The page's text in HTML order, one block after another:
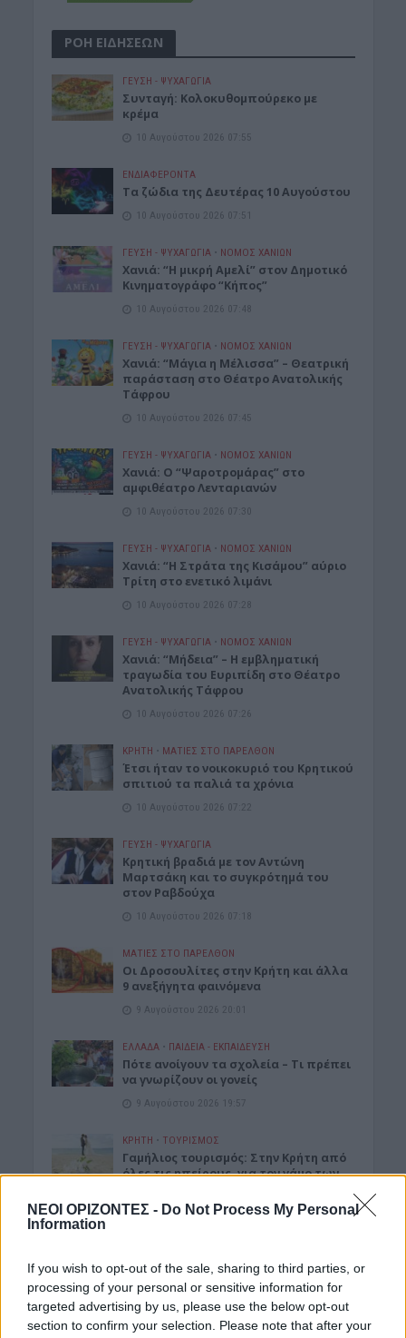
ΝΕΟΙ ΟΡΙΖΟΝΤΕΣ - Do Not Process My Personal
Information
If you wish to opt-out of the sale, sharing to third parties, or
processing of your personal or sensitive information for
targeted advertising by us, please use the below opt-out
section to confirm your selection. Please note that after your
ΡΟΗ ΕΙΔΗΣΕΩΝ
ΓΕΎΣΗ - ΨΥΧΑΓΩΓΊΑ
Συνταγή: Κολοκυθομπούρεκο με
κρέμα
10 Αυγούστου 2026 07:55
ΕΝΔΙΑΦΕΡΟΝΤΑ
Τα ζώδια της Δευτέρας 10 Αυγούστου
10 Αυγούστου 2026 07:51
ΓΕΎΣΗ - ΨΥΧΑΓΩΓΊΑ • ΝΟΜΌΣ ΧΑΝΊΩΝ
Χανιά: “Η μικρή Αμελί” στον Δημοτικό
Κινηματογράφο “Κήπος”
10 Αυγούστου 2026 07:48
ΓΕΎΣΗ - ΨΥΧΑΓΩΓΊΑ • ΝΟΜΌΣ ΧΑΝΊΩΝ
Χανιά: “Μάγια η Μέλισσα” – Θεατρική
παράσταση στο Θέατρο Ανατολικής
Τάφρου
10 Αυγούστου 2026 07:45
ΓΕΎΣΗ - ΨΥΧΑΓΩΓΊΑ • ΝΟΜΌΣ ΧΑΝΊΩΝ
Xανιά: Ο “Ψαροτρομάρας” στο
αμφιθέατρο Λενταριανών
10 Αυγούστου 2026 07:30
ΓΕΎΣΗ - ΨΥΧΑΓΩΓΊΑ • ΝΟΜΌΣ ΧΑΝΊΩΝ
Χανιά: “Η Στράτα της Κισάμου” αύριο
Τρίτη στο ενετικό λιμάνι
10 Αυγούστου 2026 07:28
ΓΕΎΣΗ - ΨΥΧΑΓΩΓΊΑ • ΝΟΜΌΣ ΧΑΝΊΩΝ
Χανιά: “Μήδεια” – Η εμβληματική
τραγωδία του Ευριπίδη στο Θέατρο
Ανατολικής Τάφρου
10 Αυγούστου 2026 07:26
ΚΡΗΤΗ • ΜΑΤΙΕΣ ΣΤΟ ΠΑΡΕΛΘΟΝ
Έτσι ήταν το νοικοκυριό του Κρητικού
σπιτιού τα παλιά τα χρόνια
10 Αυγούστου 2026 07:22
ΓΕΎΣΗ - ΨΥΧΑΓΩΓΊΑ
Kρητική βραδιά με τον Αντώνη
Μαρτσάκη και το συγκρότημά του
στον Ραβδούχα
10 Αυγούστου 2026 07:18
ΜΑΤΙΕΣ ΣΤΟ ΠΑΡΕΛΘΟΝ
Οι Δροσουλίτες στην Κρήτη και άλλα
9 ανεξήγητα φαινόμενα
9 Αυγούστου 2026 20:01
ΕΛΛΑΔΑ • ΠΑΙΔΕΙΑ - ΕΚΠΑΙΔΕΥΣΗ
Πότε ανοίγουν τα σχολεία – Τι πρέπει
να γνωρίζουν οι γονείς
9 Αυγούστου 2026 19:57
ΚΡΗΤΗ • ΤΟΥΡΙΣΜΟΣ
Γαμήλιος τουρισμός: Στην Κρήτη από
όλες τις ηπείρους, για τον γάμο των
9 Αυγούστου 2026 19:55
Κρήτη: Στο «κόκκινο» η τουριστική
κίνηση – 100% πληρότητα στα πλοία
και αυξημένες αεροπορικές αφίξεις
9 Αυγούστου 2026 12:27